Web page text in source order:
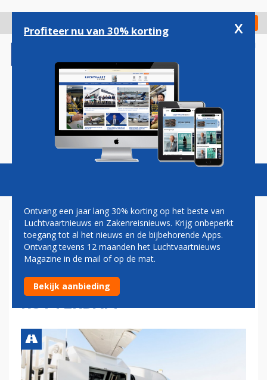
gaan
Check in
Magazine Podcasts Vacatures
NESTE START PRODUCTIE
VAN DUURZAME
VLIEGTUIGBRANDSTOF IN
ROTTERDAM
Profiteer nu van 30% korting x
Ontvang een jaar lang 30% korting op het beste van
Luchtvaartnieuws en Zakenreisnieuws. Krijg onbeperkt
toegang tot al het nieuws en de bijbehorende Apps.
Ontvang tevens 12 maanden het Luchtvaartnieuws
Magazine in de mail of op de mat.
Bekijk aanbieding